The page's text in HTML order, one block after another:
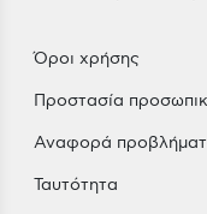
Όροι χρήσης
Προστασία
Αναφορά
Ταυτότητα